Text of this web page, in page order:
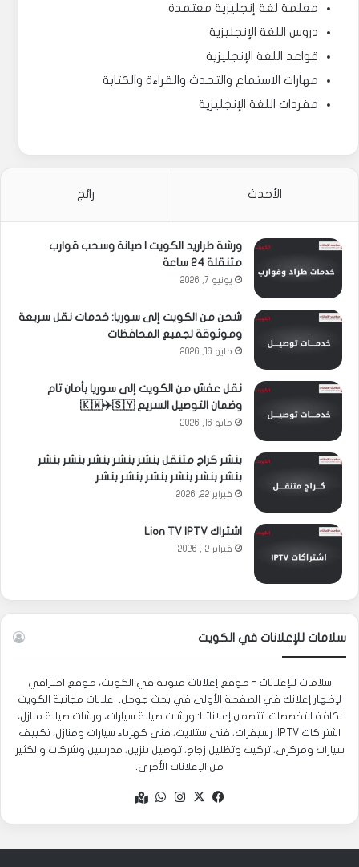
معلمة لغة إنجليزية معتمدة
دروس اللغة الإنجليزية
قواعد اللغة الإنجليزية
مهارات الاستماع والتحدث والقراءة والكتابة
مفردات اللغة الإنجليزية
الأحدث رائج
ورشة طراريد الكويت | صيانة وسحب قوارب
متنقلة 24 ساعة
يونيو 7, 2026
شحن من الكويت إلى سوريا: خدمات نقل سريعة
وموثوقة لجميع المحافظات
مايو 16, 2026
نقل عفش من الكويت إلى سوريا بأمان تام
وضمان التوصيل السريع 🇰🇼✈️🇸🇾
مايو 16, 2026
بنشر كراج متنقل بنشر بنشر بنشر بنشر بنشر
بنشر بنشر بنشر بنشر بنشر بنشر
فبراير 22, 2026
اشتراك Lion TV IPTV
فبراير 12, 2026
سلامات للإعلانات في الكويت
سلامات للإعلانات - موقع إعلانات مبوبة في الكويت، موقع احترافي
لإظهار إعلانك في الصفحة الأولى في بحث جوجل. اعلانات مجانية الكويت
لكافة التخصصات. تتضمن إعلاناتنا: ورشات صيانة سيارات، ورشات صيانة منازل،
اشتراكات IPTV، رسيفرات، فني ستلايت، فني كهرباء سيارات ومنازل، تكييف
سيارات ومركزي، تركيب وتظليل زجاج، توصيل بنزين، مدرسين وشركات والكثير
من الإعلانات الأخرى.
فيسبوك
‫X انستقرام
واتساب